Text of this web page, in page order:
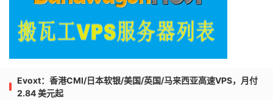
Evoxt：香港CMI/日本软银/美国/英国/马来西亚高速VPS，月付
2.84 美元起